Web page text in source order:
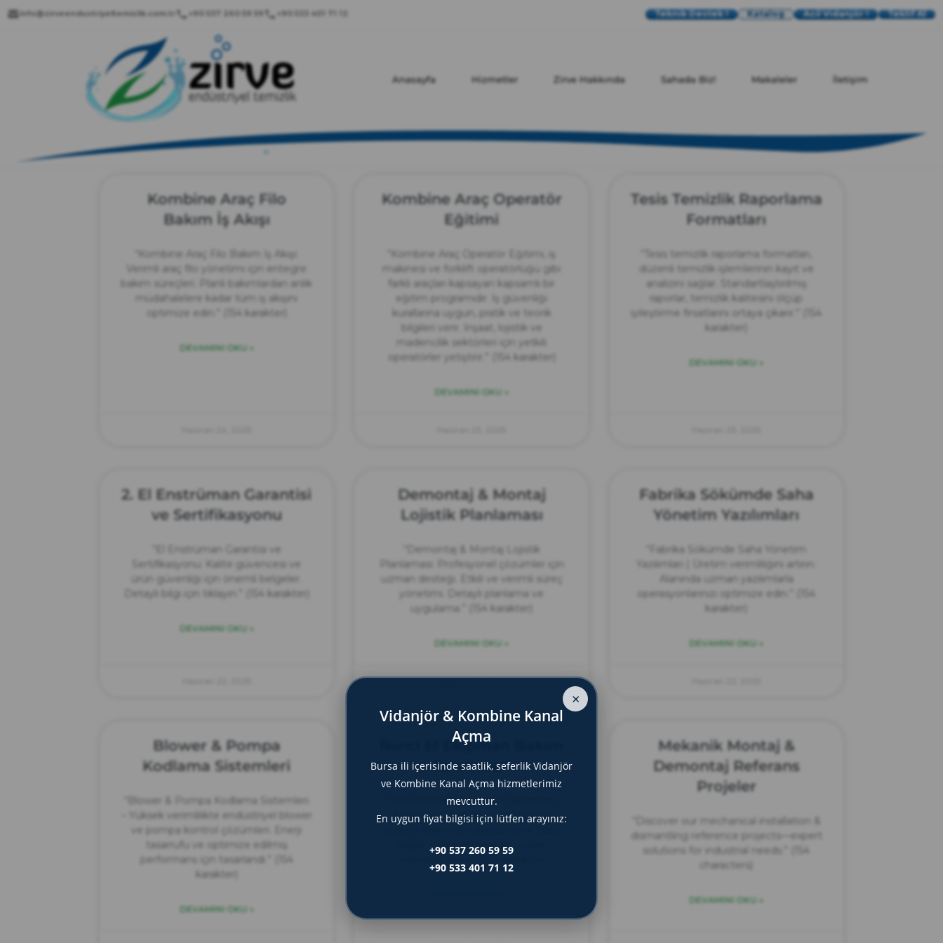
info@zirveendustriyeltemizlik.com.tr +90 537 260 59 59 +90 533 401 71 12 Teknik Destek ! Katalog Acil Vidanjör ! Teklif Al
Anasayfa Hizmetler Zirve Hakkında Sahada Biz! Makaleler İletişim
zırve
Kombine Araç Filo
Bakım İş Akışı
“Kombine Araç Filo Bakım İş Akışı:
Verimli araç filo yönetimi için entegre
bakım süreçleri. Planlı bakımlardan anlık
müdahalelere kadar tüm iş akışını
optimize edin.” (154 karakter)
DEVAMINI OKU »
Kombine Araç Operatör
Eğitimi
“Kombine Araç Operatör Eğitimi, iş
makinesi ve forklift operatörlüğü gibi
farklı araçları kapsayan kapsamlı bir
eğitim programıdır. İş güvenliği
kurallarına uygun, pratik ve teorik
bilgileri verir. İnşaat, lojistik ve
madencilik sektörleri için yetkili
operatörler yetiştirir.” (154 karakter)
DEVAMINI OKU »
Tesis Temizlik Raporlama
Formatları
“Tesis temizlik raporlama formatları,
düzenli temizlik işlemlerinin kayıt ve
analizini sağlar. Standartlaştırılmış
raporlar, temizlik kalitesini ölçüp
iyileştirme fırsatlarını ortaya çıkarır.” (154
karakter)
DEVAMINI OKU »
2. El Enstrüman Garantisi
ve Sertifikasyonu
“El Enstrüman Garantisi ve
Sertifikasyonu: Kalite güvencesi ve
ürün güvenliği için önemli belgeler.
Detaylı bilgi için tıklayın.” (154 karakter)
DEVAMINI OKU »
Demontaj & Montaj
Lojistik Planlaması
“Demontaj & Montaj Lojistik
Planlaması: Profesyonel çözümler için
uzman desteği. Etkili ve verimli süreç
yönetimi. Detaylı planlama ve
uygulama.” (154 karakter)
DEVAMINI OKU »
Haziran 22, 2025
Fabrika Sökümde Saha
Yönetim Yazılımları
“Fabrika Sökümde Saha Yönetim
Yazılımları | Üretim verimliliğini artırın.
Alanında uzman yazılımlarla
operasyonlarınızı optimize edin.” (154
karakter)
DEVAMINI OKU »
Blower & Pompa
Kodlama Sistemleri
“Blower & Pompa Kodlama Sistemleri
– Yüksek verimlilikte endüstriyel blower
ve pompa kontrol çözümleri. Enerji
tasarrufu ve optimize edilmiş
performans için tasarlandı.” (154
karakter)
DEVAMINI OKU »
İkinci El Ekipman Bakım
Takvimleri
“İkinci el ekipman bakım takvimleri,
kullanılmış makine ve teçhizatın
sağlar. Ekipman ömrünü uzatır,
Mekanik Montaj &
Demontaj Referans
Projeler
“Discover our mechanical installation &
dismantling reference projects—expert
solutions for industrial needs.” (154
characters)
DEVAMINI OKU »
×
Vidanjör & Kombine Kanal
Açma
Bursa ili içerisinde saatlik, seferlik Vidanjör
ve Kombine Kanal Açma hizmetlerimiz
mevcuttur.
En uygun fiyat bilgisi için lütfen arayınız:
+90 537 260 59 59
+90 533 401 71 12